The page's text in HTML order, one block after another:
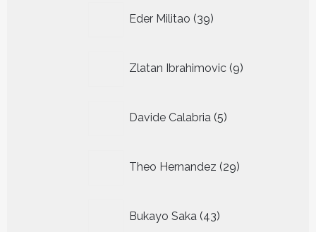
Eder Militao 39
producten
Zlatan Ibrahimovic 9
producten
Davide Calabria 5
producten
Theo Hernandez 29
producten
Bukayo Saka 43
producten